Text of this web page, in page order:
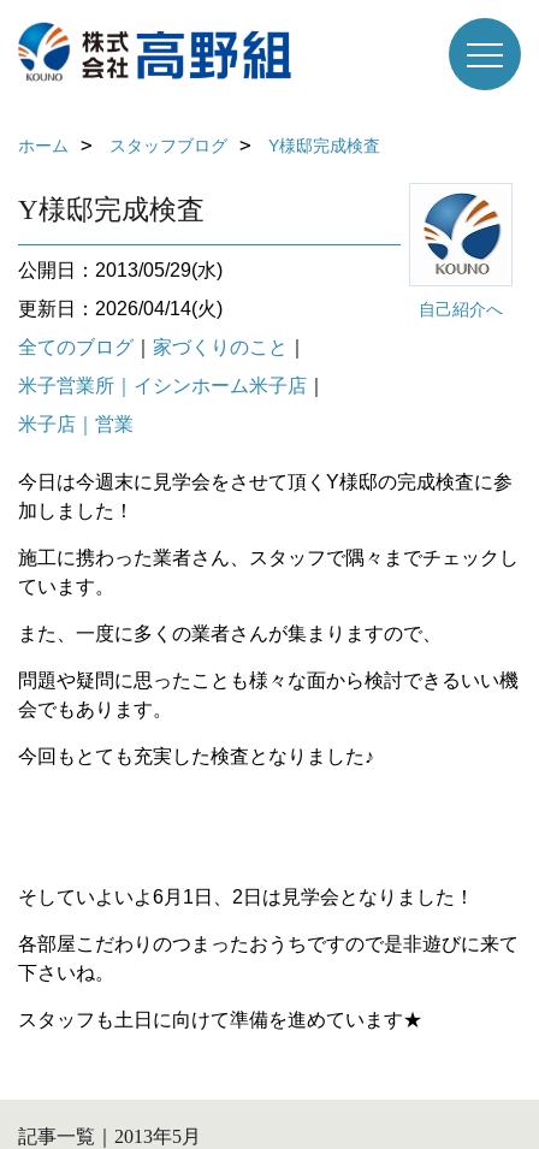
ホーム スタッフブログ Y様邸完成検査
自己紹介へ
Y様邸完成検査
公開日：2013/05/29(水)
更新日：2026/04/14(火)
全てのブログ
家づくりのこと
米子営業所｜イシンホーム米子店
米子店｜営業
今日は今週末に見学会をさせて頂くY様邸の完成検査に参
加しました！
施工に携わった業者さん、スタッフで隅々までチェックし
ています。
また、一度に多くの業者さんが集まりますので、
問題や疑問に思ったことも様々な面から検討できるいい機
会でもあります。
今回もとても充実した検査となりました♪
そしていよいよ6月1日、2日は見学会となりました！
各部屋こだわりのつまったおうちですので是非遊びに来て
下さいね。
スタッフも土日に向けて準備を進めています★
記事一覧｜2013年5月